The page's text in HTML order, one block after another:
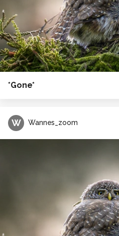
*Gone*
W Wannes_zoom